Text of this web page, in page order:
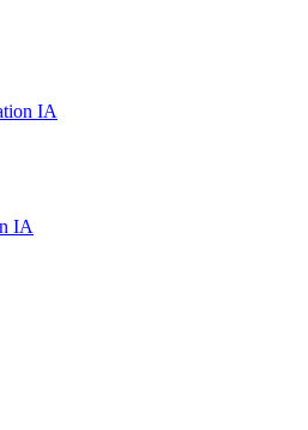
IA
IA